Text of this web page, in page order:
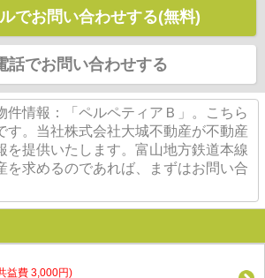
でお問い合わせする(無料)
話でお問い合わせする
件情報：「ペルペティアＢ」。こちら
す。当社株式会社大城不動産が不動産
を提供いたします。富山地方鉄道本線
を求めるのであれば、まずはお問い合
益費 3,000円)